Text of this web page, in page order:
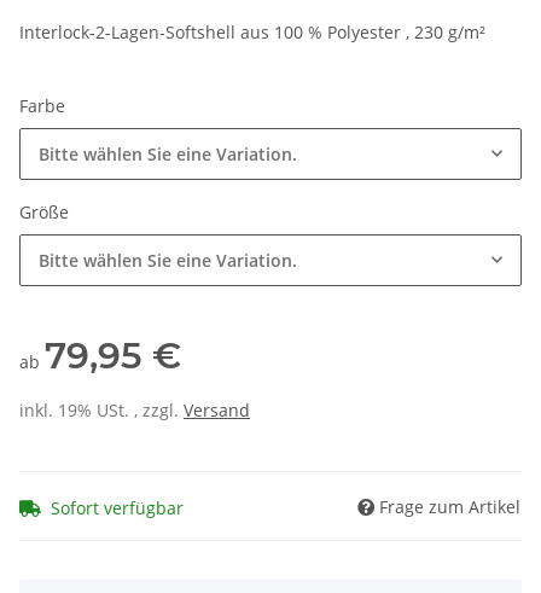
Interlock-2-Lagen-Softshell aus 100 % Polyester , 230 g/m²
Farbe
Bitte wählen Sie eine Variation.
Größe
Bitte wählen Sie eine Variation.
ab 79,95 €
inkl. 19% USt. , zzgl. Versand
Sofort verfügbar Frage zum Artikel